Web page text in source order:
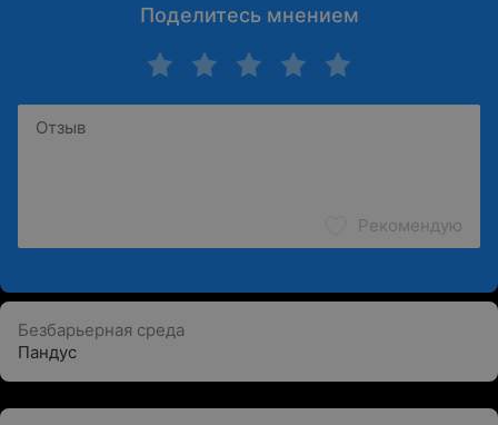
Поделитесь мнением
Рекомендую
Безбарьерная среда
Пандус